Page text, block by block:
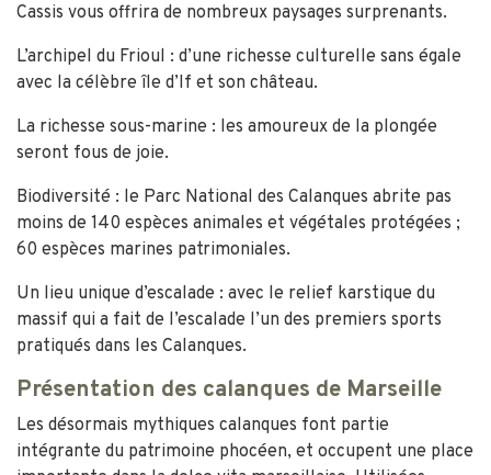
Cassis vous offrira de nombreux paysages surprenants.
L’archipel du Frioul : d’une richesse culturelle sans égale
avec la célèbre île d’If et son château.
La richesse sous-marine : les amoureux de la plongée
seront fous de joie.
Biodiversité : le Parc National des Calanques abrite pas
moins de 140 espèces animales et végétales protégées ;
60 espèces marines patrimoniales.
Un lieu unique d’escalade : avec le relief karstique du
massif qui a fait de l’escalade l’un des premiers sports
pratiqués dans les Calanques.
Présentation des calanques de Marseille
Les désormais mythiques calanques font partie
intégrante du patrimoine phocéen, et occupent une place